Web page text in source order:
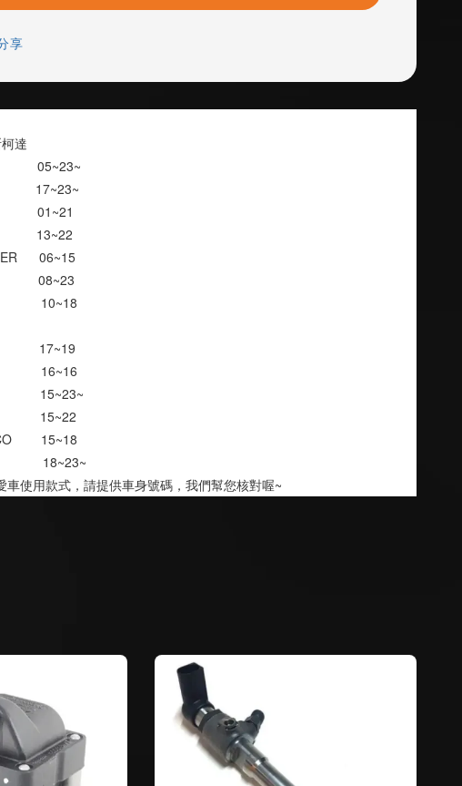
享
達
05~23~
17~23~
01~21
13~22
06~15
08~23
10~18
17~19
16~16
15~23~
15~22
15~18
18~23~
車使用款式，請提供車身號碼，我們幫您核對喔~